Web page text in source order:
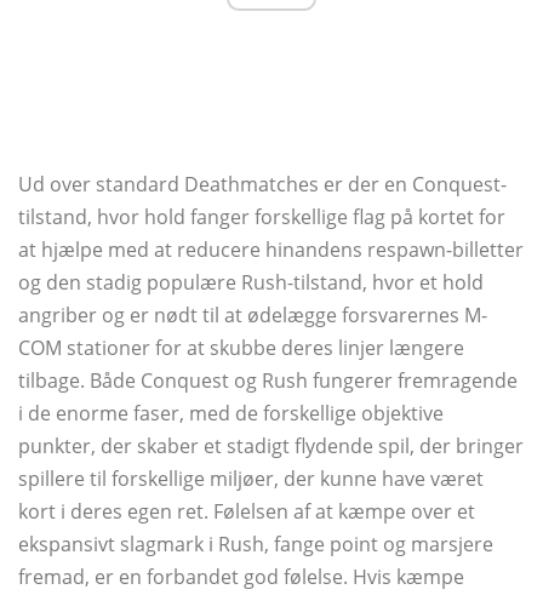
Ud over standard Deathmatches er der en Conquest-
tilstand, hvor hold fanger forskellige flag på kortet for
at hjælpe med at reducere hinandens respawn-billetter
og den stadig populære Rush-tilstand, hvor et hold
angriber og er nødt til at ødelægge forsvarernes M-
COM stationer for at skubbe deres linjer længere
tilbage. Både Conquest og Rush fungerer fremragende
i de enorme faser, med de forskellige objektive
punkter, der skaber et stadigt flydende spil, der bringer
spillere til forskellige miljøer, der kunne have været
kort i deres egen ret. Følelsen af ​​at kæmpe over et
ekspansivt slagmark i Rush, fange point og marsjere
fremad, er en forbandet god følelse. Hvis kæmpe